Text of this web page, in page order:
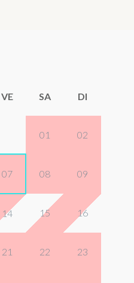
VE SA DI
01 02
07 08 09
14 15 16
21 22 23